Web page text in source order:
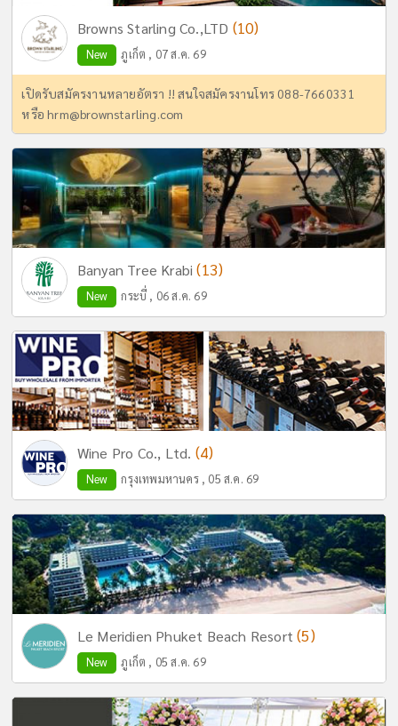
Browns Starling Co.,LTD (10)
New ภูเก็ต , 07 ส.ค. 69
เปิดรับสมัครงานหลายอัตรา !! สนใจสมัครงานโทร 088-7660331
หรือhrm@brownstarling.com
Banyan Tree Krabi(13)
New กระบี่ , 06 ส.ค. 69
Wine Pro Co., Ltd. (4)
New กรุงเทพมหานคร , 05 ส.ค. 69
Le Meridien Phuket Beach Resort(5)
New ภูเก็ต , 05 ส.ค. 69